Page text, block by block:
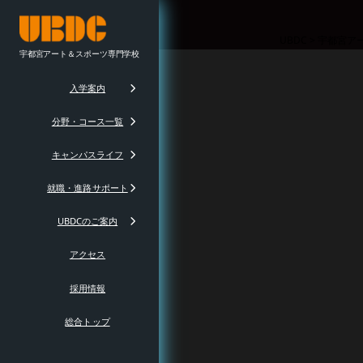
宇都宮アート＆スポーツ専門学校
入学案内
分野・コース一覧
キャンパスライフ
就職・進路サポート
UBDCのご案内
アクセス
採用情報
総合トップ